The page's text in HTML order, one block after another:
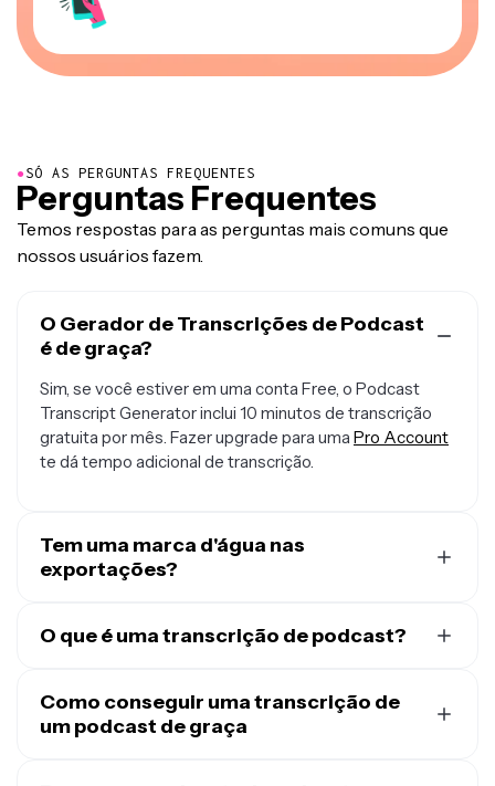
●SÓ AS PERGUNTAS FREQUENTES
Perguntas Frequentes
Temos respostas para as perguntas mais comuns que
nossos usuários fazem.
O Gerador de Transcrições de Podcast
é de graça?
Sim, se você estiver em uma conta Free, o Podcast
Transcript Generator inclui 10 minutos de transcrição
gratuita por mês. Fazer upgrade para uma Pro Account
te dá tempo adicional de transcrição.
Tem uma marca d'água nas
exportações?
qualquer transcrição que baixar estará em um arquivo
criar um arquivo de vídeo, a exportação em MP4
conterá uma pequena marca d'água. Depois que você
O que é uma transcrição de podcast?
seu áudio de podcast. Ela captura tudo o que foi dito no
episódio, palavra por palavra, geralmente incluindo
Como conseguir uma transcrição de
um podcast de graça